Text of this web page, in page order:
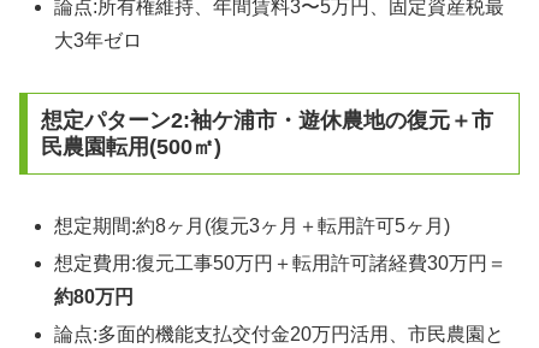
論点:所有権維持、年間賃料3〜5万円、固定資産税最
大3年ゼロ
想定パターン2:袖ケ浦市・遊休農地の復元＋市
民農園転用(500㎡)
想定期間:約8ヶ月(復元3ヶ月＋転用許可5ヶ月)
想定費用:復元工事50万円＋転用許可諸経費30万円＝
約80万円
論点:多面的機能支払交付金20万円活用、市民農園と